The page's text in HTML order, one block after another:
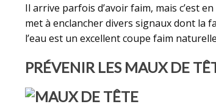
Il arrive parfois d’avoir faim, mais c’est
met à enclancher divers signaux dont la
l’eau est un excellent coupe faim
PRÉVENIR LES MAUX DE